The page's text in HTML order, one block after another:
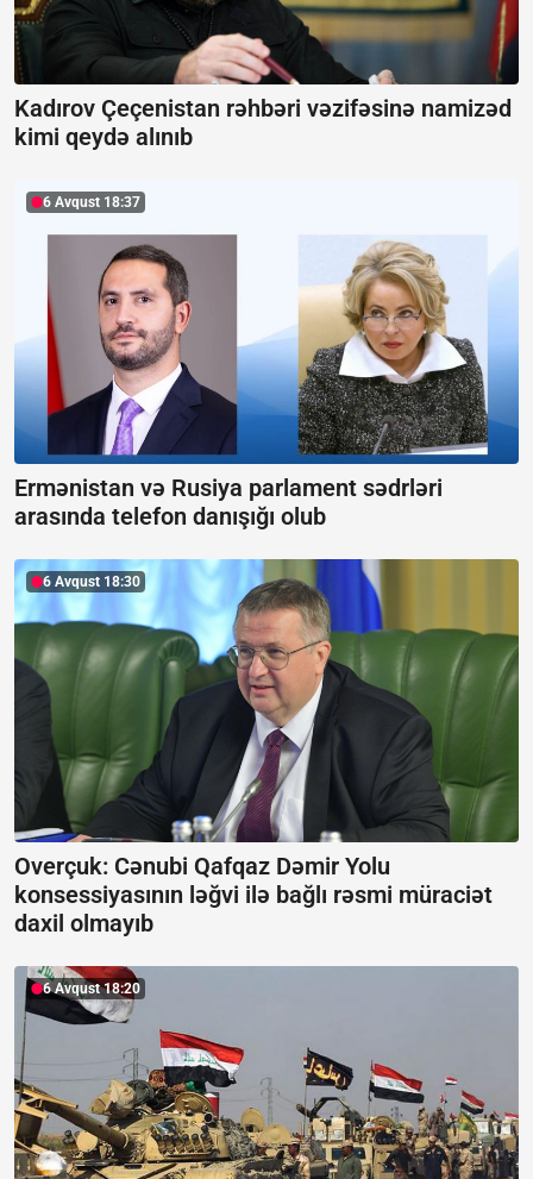
Kadırov Çeçenistan rəhbəri vəzifəsinə namizəd
kimi qeydə alınıb
6 Avqust 18:37
Ermənistan və Rusiya parlament sədrləri
arasında telefon danışığı olub
6 Avqust 18:30
Overçuk: Cənubi Qafqaz Dəmir Yolu
konsessiyasının ləğvi ilə bağlı rəsmi müraciət
daxil olmayıb
6 Avqust 18:20